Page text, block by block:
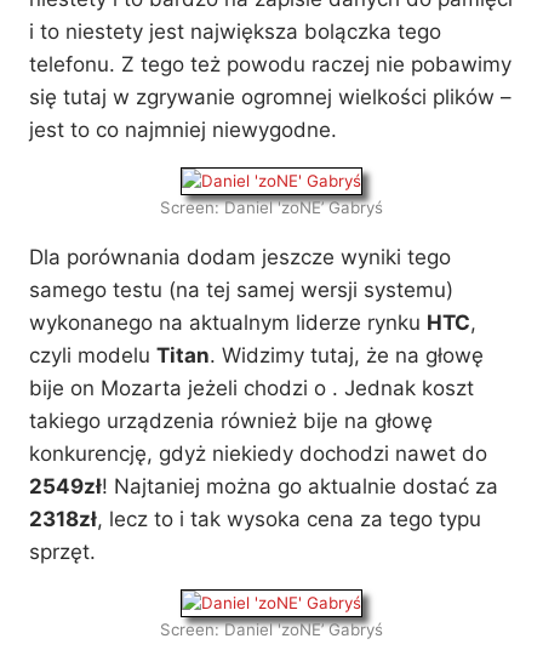
i to niestety jest największa bolączka tego
telefonu. Z tego też powodu raczej nie pobawimy
się tutaj w zgrywanie ogromnej wielkości plików –
jest to co najmniej niewygodne.
Screen: Daniel 'zoNE’ Gabryś
Dla porównania dodam jeszcze wyniki tego
samego testu (na tej samej wersji systemu)
wykonanego na aktualnym liderze rynku HTC,
czyli modelu Titan. Widzimy tutaj, że na głowę
bije on Mozarta jeżeli chodzi o . Jednak koszt
takiego urządzenia również bije na głowę
konkurencję, gdyż niekiedy dochodzi nawet do
2549zł! Najtaniej można go aktualnie dostać za
2318zł, lecz to i tak wysoka cena za tego typu
sprzęt.
Screen: Daniel 'zoNE’ Gabryś